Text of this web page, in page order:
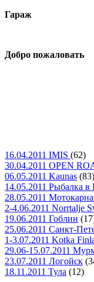
Гараж
Добро пожаловать
16.04.2011 IMIS (62)
30.04.2011 OPEN
06.05.2011 Kaunas (83)
14.05.2011 Рыбалка в
28.05.2011
2-4.06.2011 Norrtalje
19.06.2011 Гоблин
25.06.2011 Санкт-
1-3.07.2011 Kotka
29.06-15.07.2011
23.07.2011 Логойск
18.11.2011 Тула (12)